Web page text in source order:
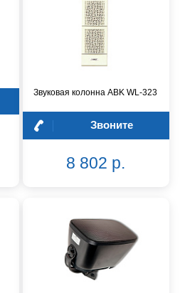
Звуковая колонна ABK WL-323
Звоните
8 802 р.